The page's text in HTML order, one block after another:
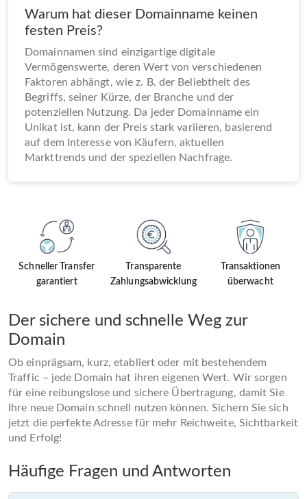
Schneller Transfer
garantiert
Transparente
Zahlungsabwicklung
Transaktionen
überwacht
Der sichere und schnelle Weg zur
Domain
Ob einprägsam, kurz, etabliert oder mit bestehendem
Traffic – jede Domain hat ihren eigenen Wert. Wir sorgen
für eine reibungslose und sichere Übertragung, damit Sie
Ihre neue Domain schnell nutzen können. Sichern Sie sich
jetzt die perfekte Adresse für mehr Reichweite, Sichtbarkeit
und Erfolg!
Warum hat dieser Domainname keinen
festen Preis?
Domainnamen sind einzigartige digitale
Vermögenswerte, deren Wert von verschiedenen
Faktoren abhängt, wie z. B. der Beliebtheit des
Begriffs, seiner Kürze, der Branche und der
potenziellen Nutzung. Da jeder Domainname ein
Unikat ist, kann der Preis stark variieren, basierend
auf dem Interesse von Käufern, aktuellen
Markttrends und der speziellen Nachfrage.
Häufige Fragen und Antworten